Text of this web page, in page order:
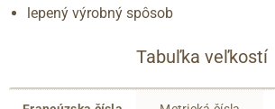
lepený výrobný spôsob
Tabuľka veľkostí